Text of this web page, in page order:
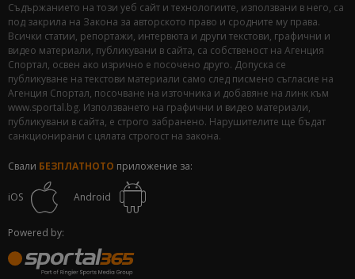
Съдържанието на този уеб сайт и технологиите, използвани в него, са
под закрила на Закона за авторското право и сродните му права.
Всички статии, репортажи, интервюта и други текстови, графични и
видео материали, публикувани в сайта, са собственост на Агенция
Спортал, освен ако изрично е посочено друго. Допуска се
публикуване на текстови материали само след писмено съгласие на
Агенция Спортал, посочване на източника и добавяне на линк към
www.sportal.bg. Използването на графични и видео материали,
публикувани в сайта, е строго забранено. Нарушителите ще бъдат
санкционирани с цялата строгост на закона.
Свали БЕЗПЛАТНОТО приложение за:
iOS Android
Powered by: